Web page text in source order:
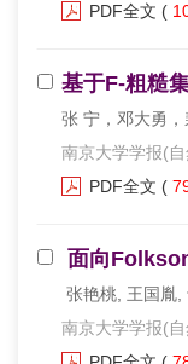
PDF全文 (
基于F-粗糙
张 宁，邓大勇
南京大学学报(
PDF全文 (
面向
张艳桃, 王国胤,
南京大学学报(